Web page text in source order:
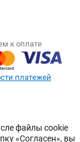
к оплате
платежей
файлы cookie
«Согласен», вы